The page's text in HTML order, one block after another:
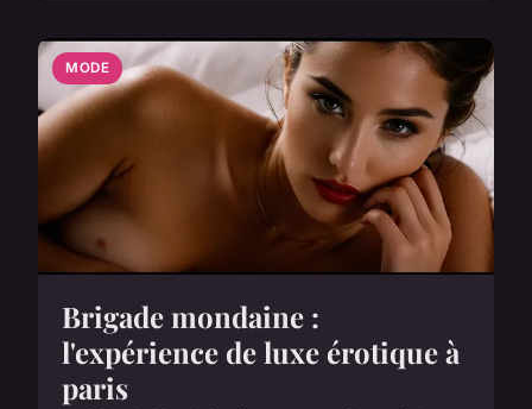
MODE
Brigade mondaine :
l'expérience de luxe érotique à
paris